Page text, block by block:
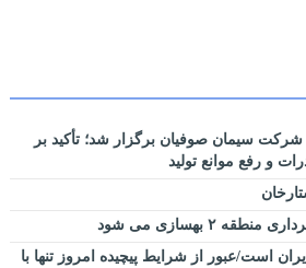
سیمان صوفیان برگزار شد؛ تأکید بر
و رفع موانع تولید
۲ بهسازی می شود
است/عبور از شرایط پیچیده امروز تنها با